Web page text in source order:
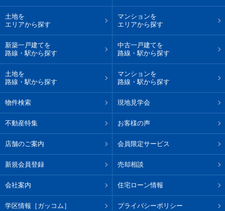
土地を
エリアから探す
マンションを
エリアから探す
新築一戸建てを
路線・駅から探す
中古一戸建てを
路線・駅から探す
土地を
路線・駅から探す
マンションを
路線・駅から探す
物件検索 現地見学会
不動産特集 お客様の声
店舗のご案内 会員限定サービス
新規会員登録 売却相談
会社案内 住宅ローン情報
学区情報［ガッコム］ プライバシーポリシー